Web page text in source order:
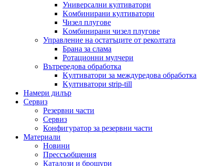
Универсални култиватори
Kомбинирани култиватори
Чизел плугове
Kомбинирани чизел плугове
Управление на остатъците от реколтата
Брана за слама
Pотационни мулчери
Вътрередова обработка
Kултиватори за междуредова обработка
Kултиватори strip-till
Намери дилър
Сервиз
Резервни части
Сервиз
Конфигуратор за резервни части
Материали
Новини
Прессъобщения
Каталози и брошури